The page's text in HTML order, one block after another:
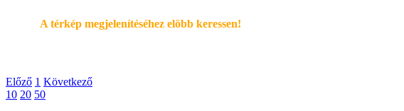
A térkép megjelenítéséhez elöbb keressen!
Előző 1 Következő
10 20 50